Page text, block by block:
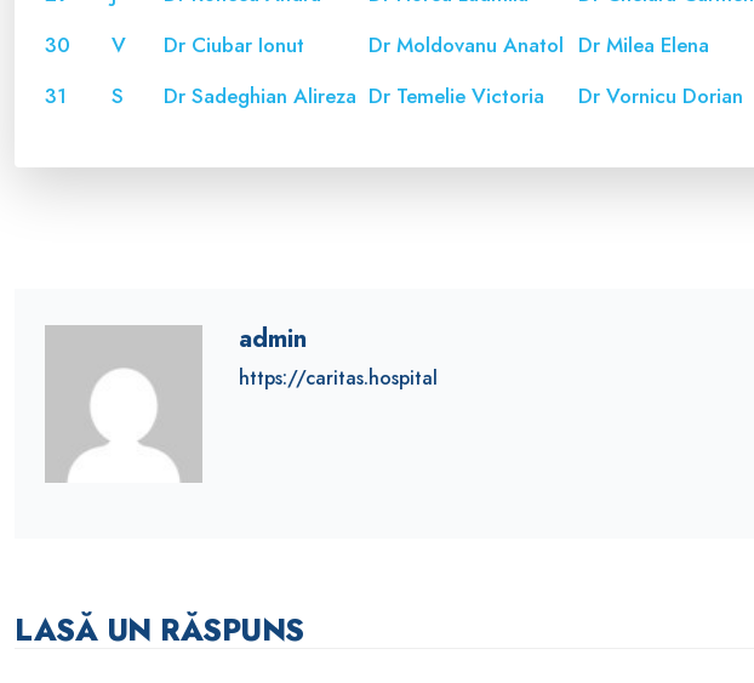
30
V Dr Ciubar Ionut Dr Moldovanu Anatol Dr Milea Elena
31
S Dr Sadeghian Alireza Dr Temelie Victoria Dr Vornicu Dorian
admin
https://caritas.hospital
LASĂ UN RĂSPUNS